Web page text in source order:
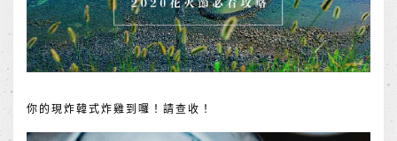
你的現炸韓式炸雞到囉！請查收！